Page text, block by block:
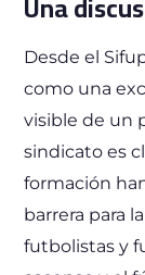
Desde el
como una
visible de un
sindicato es
formación
barrera para
futbolistas y